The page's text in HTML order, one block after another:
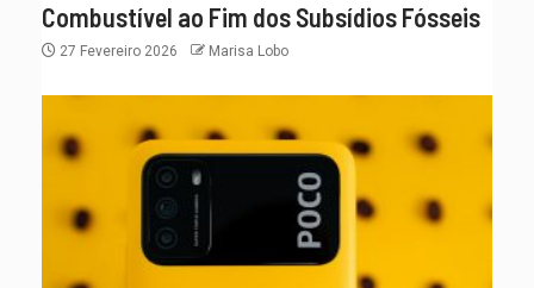
Combustível ao Fim dos Subsídios Fósseis
27 Fevereiro 2026 Marisa Lobo